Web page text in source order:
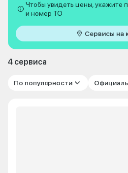
Чтобы увидеть цены, укажите
и номер ТО
Сервисы на
4 сервиса
По популярности